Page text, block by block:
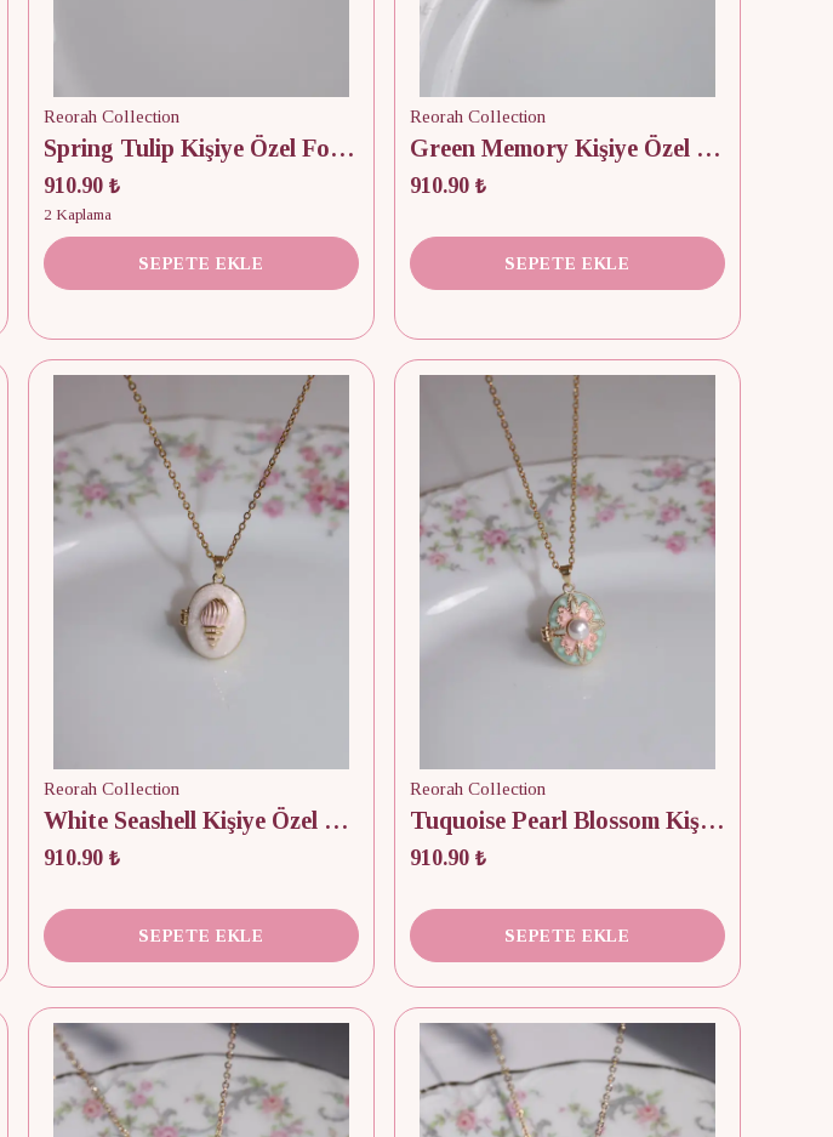
Reorah Collection
Spring Tulip Kişiye Özel Fotoğraflı Kapaklı Kolye
910.90 ₺
2 Kaplama
SEPETE EKLE
Reorah Collection
Green Memory Kişiye Özel Fotoğraflı Kapaklı Kolye
910.90 ₺
SEPETE EKLE
Reorah Collection
White Seashell Kişiye Özel Fotoğraflı Kapaklı Kolye
910.90 ₺
SEPETE EKLE
Reorah Collection
Tuquoise Pearl Blossom Kişiye Özel Fotoğraflı Kapaklı Kolye
910.90 ₺
SEPETE EKLE